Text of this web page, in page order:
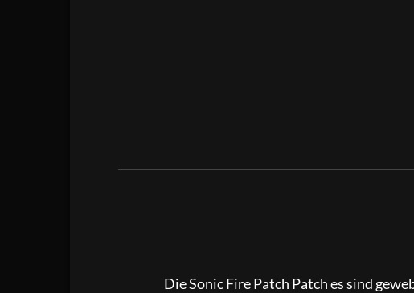
Die Sonic Fire Patch Patch es sind